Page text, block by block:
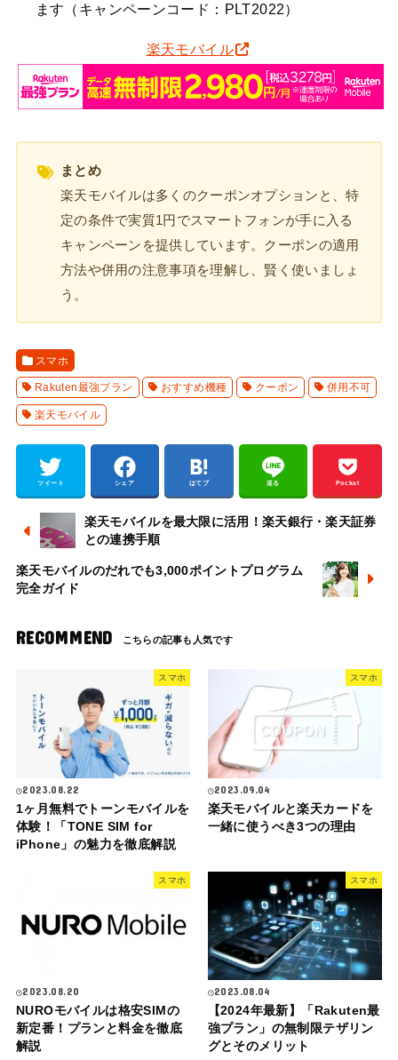
ます（キャンペーンコード：PLT2022）
楽天モバイル
まとめ
楽天モバイルは多くのクーポンオプションと、特
定の条件で実質1円でスマートフォンが手に入る
キャンペーンを提供しています。クーポンの適用
方法や併用の注意事項を理解し、賢く使いましょ
う。
スマホ
Rakuten最強プラン おすすめ機種 クーポン 併用不可
楽天モバイル
ツイート シェア はてブ 送る Pocket
楽天モバイルを最大限に活用！楽天銀行・楽天証券
との連携手順
楽天モバイルのだれでも3,000ポイントプログラム
完全ガイド
RECOMMEND
スマホ
2023.08.22
1ヶ月無料でトーンモバイルを
体験！「TONE SIM for
iPhone」の魅力を徹底解説
スマホ
2023.09.04
楽天モバイルと楽天カードを
一緒に使うべき3つの理由
スマホ
2023.08.20
NUROモバイルは格安SIMの
新定番！プランと料金を徹底
解説
スマホ
2023.08.04
【2024年最新】「Rakuten最
強プラン」の無制限テザリン
グとそのメリット